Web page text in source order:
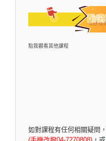
點我觀看其他課程
如對課程有任何相關疑問，